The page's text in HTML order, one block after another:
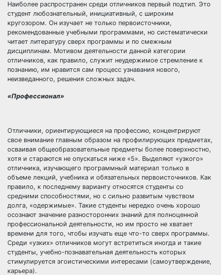
Наиболее распространен среди отличников первый подтип. Это
студент любознательный, инициативный, с широким
кругозором. Он изучает не только первоисточники,
рекомендованные учебными программами, но систематически
читает литературу сверх программы и по смежным
дисциплинам. Мотивом деятельности данной категории
отличников, как правило, служит неудержимое стремление к
познанию, им нравится сам процесс узнавания нового,
неизведанного, решения сложных задач.
«Профессионал»
Отличники, ориентирующиеся на профессию, концентрируют
свое внимание главным образом на профилирующих предметах,
осваивая общеобразовательные предметы более поверхностно,
хотя и стараются не опускаться ниже «5». Выделяют «узкого»
отличника, изучающего программный материал только в
объеме лекций, учебника и обязательных первоисточников. Как
правило, к последнему варианту относятся студенты со
средними способностями, но с сильно развитым чувством
долга, «одержимые». Такие студенты нередко очень хорошо
осознают значение разносторонних знаний для полноценной
профессиональной деятельности, но им просто не хватает
времени для того, чтобы изучать еще что-то сверх программы.
Среди «узких» отличников могут встретиться иногда и такие
студенты, учебно-познавательная деятельность которых
стимулируется эгоистическими интересами (самоутверждение,
карьера).